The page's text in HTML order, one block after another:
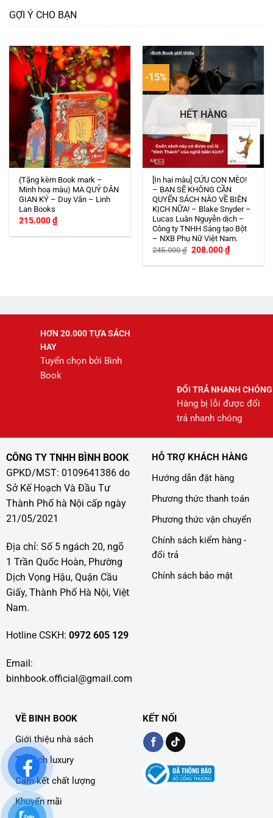
GỢI Ý CHO BẠN
(Tặng kèm Book mark –
Minh hoạ màu) MA QUỶ DÂN
GIAN KÝ – Duy Văn – Linh
Lan Books
215.000₫
-15%
HẾT HÀNG
[In hai màu] CỨU CON MÈO!
– BẠN SẼ KHÔNG CẦN
QUYỂN SÁCH NÀO VỀ BIÊN
KỊCH NỮA! – Blake Snyder –
Lucas Luân Nguyễn dịch –
Công ty TNHH Sáng tạo Bột
– NXB Phụ Nữ Việt Nam.
245.000₫ Giá
là:
208.000₫Giá
hiện
tại
HƠN 20.000 TỰA SÁCH
HAY
Tuyển chọn bởi Bình
Book
ĐỔI TRẢ NHANH CHÓNG
Hàng bị lỗi được đổi
trả nhanh chóng
CÔNG TY TNHH BÌNH BOOK
GPKD/MST: 0109641386 do
Sở Kế Hoạch Và Đầu Tư
Thành Phố hà Nội cấp ngày
21/05/2021
Địa chỉ: Số 5 ngách 20, ngõ
1 Trần Quốc Hoàn, Phường
Dịch Vọng Hậu, Quận Cầu
Giấy, Thành Phố Hà Nội, Việt
Nam.
Hotline CSKH: 0972 605 129
Email:
binhbook.official@gmail.com
HỖ TRỢ KHÁCH HÀNG
Hướng dẫn đặt hàng
Phương thức thanh toán
Phương thức vận chuyển
Chính sách kiểm hàng -
đổi trả
Chính sách bảo mật
VỀ BINH BOOK
Giới thiệu nhà sách
Tủ sách luxury
Cam kết chất lượng
Khuyến mãi
KẾT NỐI